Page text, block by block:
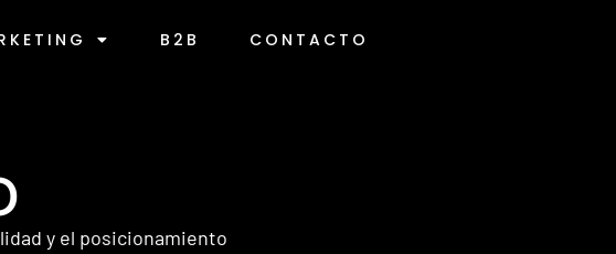
B2B CONTACTO
y el posicionamiento